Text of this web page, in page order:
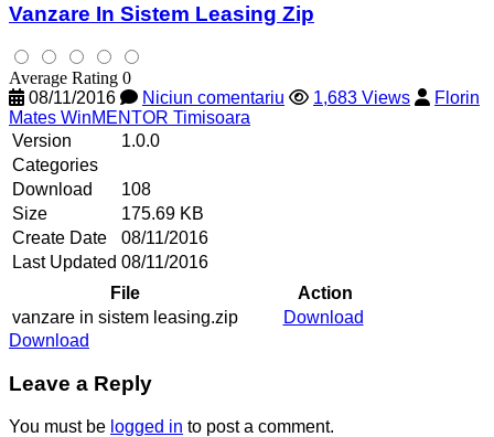
Vanzare In Sistem Leasing Zip
Average Rating 0
08/11/2016
Niciun comentariu 1,683 Views
Florin
Mates WinMENTOR Timisoara
Version
1.0.0
Categories
Download
108
Size
175.69 KB
Create Date
08/11/2016
Last Updated 08/11/2016
File
Action
vanzare in sistem leasing.zip
Download
Download
Leave a Reply
You must be logged in to post a comment.